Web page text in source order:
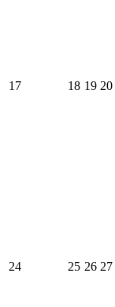
17 18 19 20
24 25 26 27